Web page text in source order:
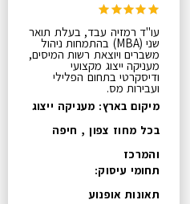
עו"ד רמזיה עבד, בעלת תואר
שני (MBA) בהתמחות ניהול
משברים ויוצאת רשות המיסים,
מעניקה ייצוג מקצועי
ודיסקרטי בתחום הפלילי
ועבירות מס.
מיקום בארץ: מעניקה ייצוג
בכל מחוז צפון , חיפה
והמרכז
תחומי עיסוק:
תאונות אופנוע